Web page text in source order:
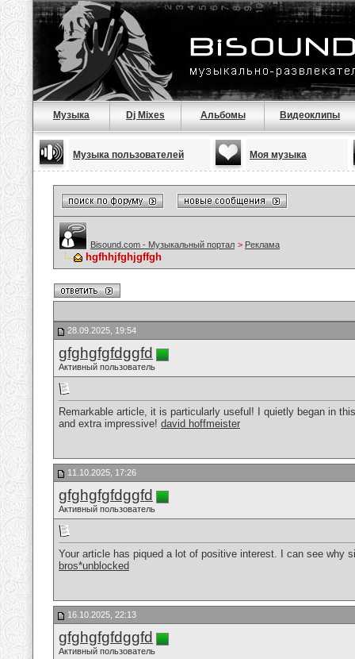
Музыка Dj Mixes Альбомы Видеоклипы
Музыка пользователей Моя музыка
Bisound.com - Музыкальный портал > Реклама
hgfhhjfghjgffgh
28.09.2025, 19:54
gfghgfgfdggfd
Активный пользователь
Remarkable article, it is particularly useful! I quietly began in
and extra impressive! david hoffmeister
11.10.2025, 17:26
gfghgfgfdggfd
Активный пользователь
Your article has piqued a lot of positive interest. I can see why
bros*unblocked
16.10.2025, 22:13
gfghgfgfdggfd
Активный пользователь